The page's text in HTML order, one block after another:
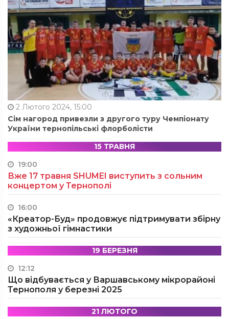
2 Лютого 2024, 15:00
Сім нагород привезли з другого туру Чемпіонату
України тернопільські флорболісти
15 ТРАВНЯ
19:00
Вже 17 травня SHUMEI виступить з сольним
концертом у Тернополі
16:00
«Креатор-Буд» продовжує підтримувати збірну
з художньої гімнастики
19 БЕРЕЗНЯ
12:12
Що відбувається у Варшавському мікрорайоні
Тернополя у березні 2025
21 ЛЮТОГО